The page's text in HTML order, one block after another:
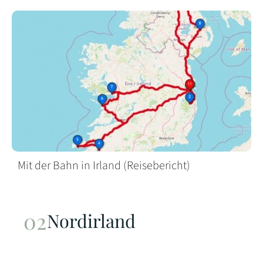
Mit der Bahn in Irland (Reisebericht)
Nordirland